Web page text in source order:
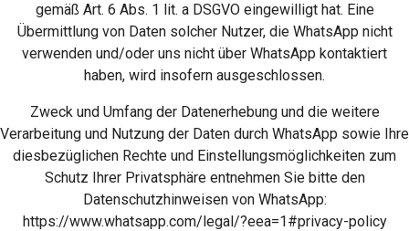
gemäß Art. 6 Abs. 1 lit. a DSGVO eingewilligt hat. Eine
Übermittlung von Daten solcher Nutzer, die WhatsApp nicht
verwenden und/oder uns nicht über WhatsApp kontaktiert
haben, wird insofern ausgeschlossen.
Zweck und Umfang der Datenerhebung und die weitere
Verarbeitung und Nutzung der Daten durch WhatsApp sowie Ihre
diesbezüglichen Rechte und Einstellungsmöglichkeiten zum
Schutz Ihrer Privatsphäre entnehmen Sie bitte den
Datenschutzhinweisen von WhatsApp:
https://www.whatsapp.com/legal/?eea=1#privacy-policy